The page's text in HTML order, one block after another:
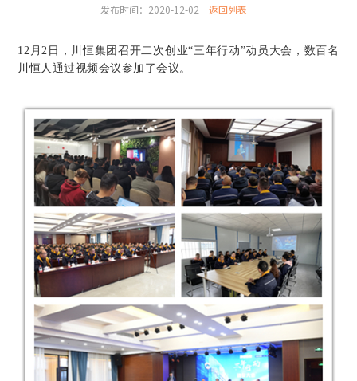
发布时间：2020-12-02 返回列表
12月2日，川恒集团召开二次创业“三年行动”动员大会，数百名
川恒人通过视频会议参加了会议。